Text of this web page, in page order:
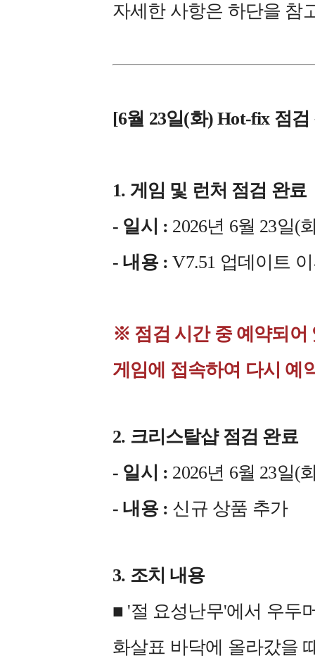
자세한 사항은 하단을 참
[6월 23일(화) Hot-fix 점
1. 게임 및 런처 점검 완료
- 일시 : 2026년 6월 23일(
- 내용 :V7.51 업데이트
※ 점검 시간 중 예약되어
게임에 접속하여 다시 예
2. 크리스탈샵 점검 완료
- 일시 : 2026년 6월 23일(
- 내용 : 신규 상품 추가
3. 조치 내용
■ '절 요성난무'에서 우두
화살표 바닥에 올라갔을